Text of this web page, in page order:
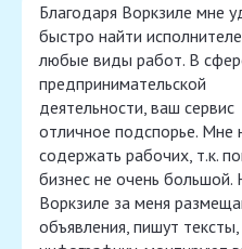
Благодаря Воркзиле мне
быстро найти
любые виды работ. В
предпринимательской
деятельности, ваш сервис
отличное подспорье. Мне
содержать рабочих, т.к.
бизнес не очень большой.
Воркзиле за меня
объявления, пишут